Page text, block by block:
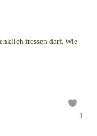
fressen darf. Wie
1